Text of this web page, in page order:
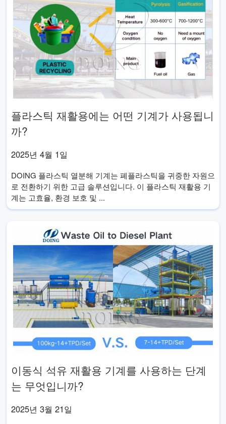
플라스틱 재활용에는 어떤 기계가 사용됩니
까?
2025년 4월 1일
DOING 플라스틱 열분해 기계는 폐플라스틱을 귀중한 자원으
로 전환하기 위한 고급 솔루션입니다. 이 플라스틱 재활용 기
계는 고효율, 환경 보호 및 ...
이동식 석유 재활용 기계를 사용하는 단계
는 무엇입니까?
2025년 3월 21일